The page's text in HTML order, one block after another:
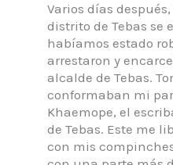
Varios días
distrito de Tebas se
habíamos estado
arrestaron y
alcalde de Tebas.
conformaban mi
Khaemope, el
de Tebas. Este me
con mis